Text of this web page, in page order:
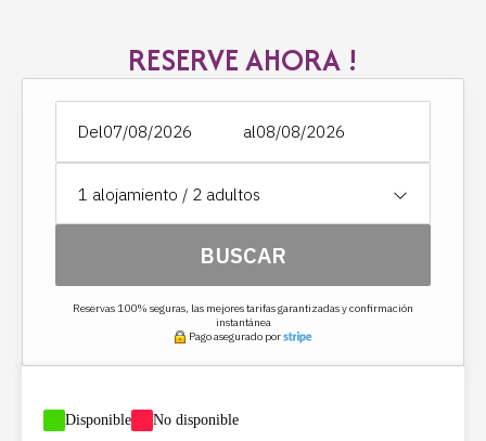
- Bañera con asas
- lavabo
- Espejo de vanidad
- Albornoces y toallas
RESERVE AHORA !
Del al
1 alojamiento / 2 adultos
BUSCAR
Reservas 100% seguras, las mejores tarifas garantizadas y confirmación
instantánea
Pago asegurado por
Disponible No disponible